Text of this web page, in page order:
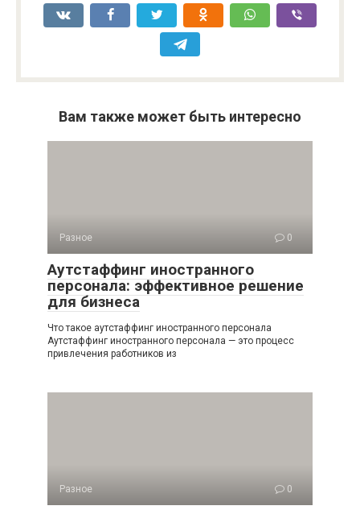
Вам также может быть интересно
Разное 0
Аутстаффинг иностранного
персонала: эффективное решение
для бизнеса
Что такое аутстаффинг иностранного персонала
Аутстаффинг иностранного персонала — это процесс
привлечения работников из
Разное 0